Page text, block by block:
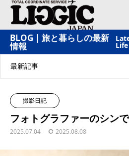
BLOG | 旅と暮らしの最新
情報 Life
最新記事
撮影日記
フォトグラファーのシン
2025.07.04 2025.08.08